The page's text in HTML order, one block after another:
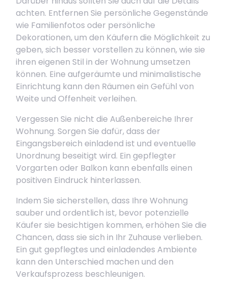
achten. Entfernen Sie persönliche Gegenstände
wie Familienfotos oder persönliche
Dekorationen, um den Käufern die Möglichkeit zu
geben, sich besser vorstellen zu können, wie sie
ihren eigenen Stil in der Wohnung umsetzen
können. Eine aufgeräumte und minimalistische
Einrichtung kann den Räumen ein Gefühl von
Weite und Offenheit verleihen.
Vergessen Sie nicht die Außenbereiche Ihrer
Wohnung. Sorgen Sie dafür, dass der
Eingangsbereich einladend ist und eventuelle
Unordnung beseitigt wird. Ein gepflegter
Vorgarten oder Balkon kann ebenfalls einen
positiven Eindruck hinterlassen.
Indem Sie sicherstellen, dass Ihre Wohnung
sauber und ordentlich ist, bevor potenzielle
Käufer sie besichtigen kommen, erhöhen Sie die
Chancen, dass sie sich in Ihr Zuhause verlieben.
Ein gut gepflegtes und einladendes Ambiente
kann den Unterschied machen und den
Verkaufsprozess beschleunigen.